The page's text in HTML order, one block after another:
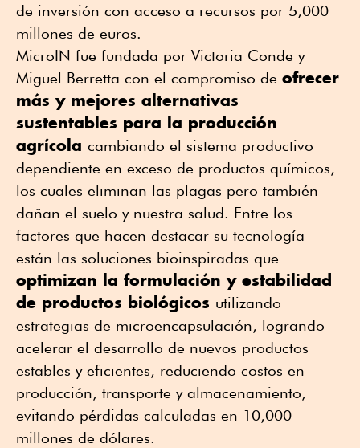
de inversión con acceso a recursos por 5,000
millones de euros.
MicroIN fue fundada por Victoria Conde y
Miguel Berretta con el compromiso de ofrecer
más y mejores alternativas
sustentables para la producción
agrícola cambiando el sistema productivo
dependiente en exceso de productos químicos,
los cuales eliminan las plagas pero también
dañan el suelo y nuestra salud. Entre los
factores que hacen destacar su tecnología
están las soluciones bioinspiradas que
optimizan la formulación y estabilidad
de productos biológicos utilizando
estrategias de microencapsulación, logrando
acelerar el desarrollo de nuevos productos
estables y eficientes, reduciendo costos en
producción, transporte y almacenamiento,
evitando pérdidas calculadas en 10,000
millones de dólares.